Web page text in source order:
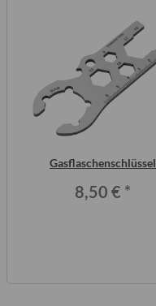
Gasflaschenschlüssel
8,50 € *